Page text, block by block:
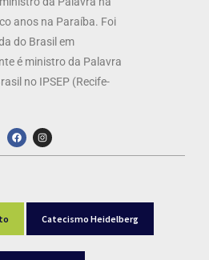
anos na Paraíba. Foi
do Brasil em
é ministro da Palavra
no IPSEP (Recife-
Catecismo Heidelberg